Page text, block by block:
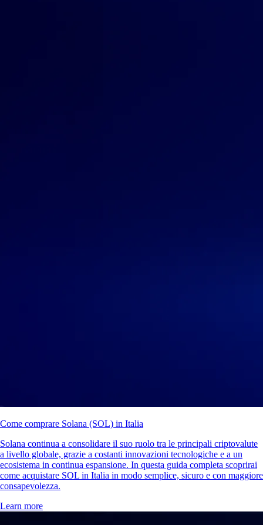
Come comprare Solana (SOL) in Italia
Solana continua a consolidare il suo ruolo tra le principali criptovalute
a livello globale, grazie a costanti innovazioni tecnologiche e a un
ecosistema in continua espansione. In questa guida completa scoprirai
come acquistare SOL in Italia in modo semplice, sicuro e con maggiore
consapevolezza.
Learn more